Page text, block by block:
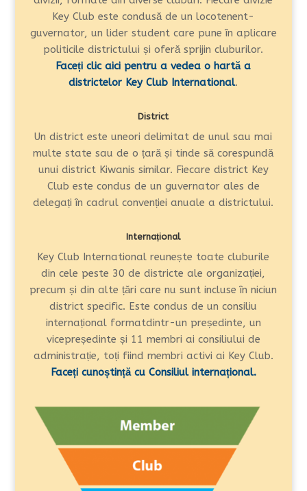
Key Club este condusă de un locotenent-
guvernator, un lider student care pune în aplicare
politicile districtului și oferă sprijin cluburilor.
Faceți clic aici pentru a vedea o hartă a
districtelor Key Club International.
District
Un district este uneori delimitat de unul sau mai
multe state sau de o țară și tinde să corespundă
unui district Kiwanis similar. Fiecare district Key
Club este condus de un guvernator ales de
delegați în cadrul convenției anuale a districtului.
Internațional
Key Club International reunește toate cluburile
din cele peste 30 de districte ale organizației,
precum și din alte țări care nu sunt incluse în niciun
district specific. Este condus de un consiliu
internațional formatdintr-un președinte, un
vicepreședinte și 11 membri ai consiliului de
administrație, toți fiind membri activi ai Key Club.
Faceți cunoștință cu Consiliul internațional.